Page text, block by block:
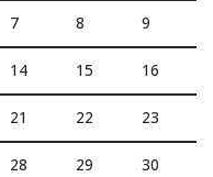
7 8 9
14 15 16
21 22 23
28 29 30